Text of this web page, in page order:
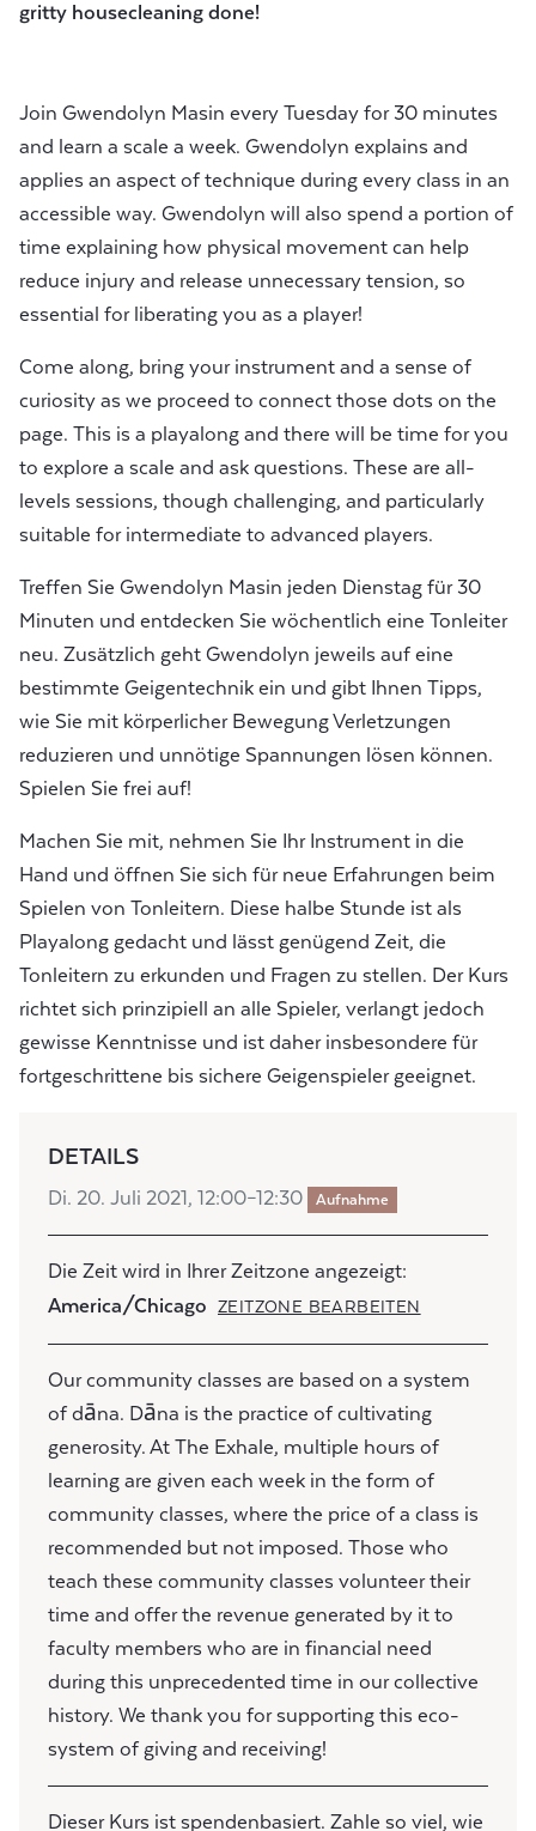
gritty housecleaning done!
Join Gwendolyn Masin every Tuesday for 30 minutes
and learn a scale a week. Gwendolyn explains and
applies an aspect of technique during every class in an
accessible way. Gwendolyn will also spend a portion of
time explaining how physical movement can help
reduce injury and release unnecessary tension, so
essential for liberating you as a player!
Come along, bring your instrument and a sense of
curiosity as we proceed to connect those dots on the
page. This is a playalong and there will be time for you
to explore a scale and ask questions. These are all-
levels sessions, though challenging, and particularly
suitable for intermediate to advanced players.
Treffen Sie Gwendolyn Masin jeden Dienstag für 30
Minuten und entdecken Sie wöchentlich eine Tonleiter
neu. Zusätzlich geht Gwendolyn jeweils auf eine
bestimmte Geigentechnik ein und gibt Ihnen Tipps,
wie Sie mit körperlicher Bewegung Verletzungen
reduzieren und unnötige Spannungen lösen können.
Spielen Sie frei auf!
Machen Sie mit, nehmen Sie Ihr Instrument in die
Hand und öffnen Sie sich für neue Erfahrungen beim
Spielen von Tonleitern. Diese halbe Stunde ist als
Playalong gedacht und lässt genügend Zeit, die
Tonleitern zu erkunden und Fragen zu stellen. Der Kurs
richtet sich prinzipiell an alle Spieler, verlangt jedoch
gewisse Kenntnisse und ist daher insbesondere für
fortgeschrittene bis sichere Geigenspieler geeignet.
DETAILS
Di. 20. Juli 2021, 12:00–12:30 Aufnahme
Die Zeit wird in Ihrer Zeitzone angezeigt:
America/Chicago
ZEITZONE BEARBEITEN
Our community classes are based on a system
of dāna. Dāna is the practice of cultivating
generosity. At The Exhale, multiple hours of
learning are given each week in the form of
community classes, where the price of a class is
recommended but not imposed. Those who
teach these community classes volunteer their
time and offer the revenue generated by it to
faculty members who are in financial need
during this unprecedented time in our collective
history. We thank you for supporting this eco-
system of giving and receiving!
Dieser Kurs ist spendenbasiert. Zahle so viel, wie